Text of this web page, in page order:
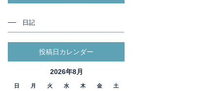
日記
投稿日カレンダー
2026年8月
日 月 火 水 木 金 土